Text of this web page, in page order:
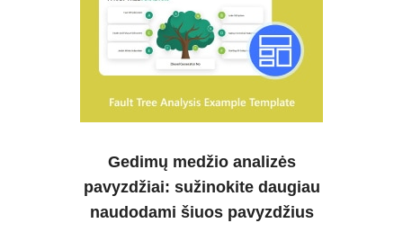
Gedimų medžio analizės
pavyzdžiai: sužinokite daugiau
naudodami šiuos pavyzdžius